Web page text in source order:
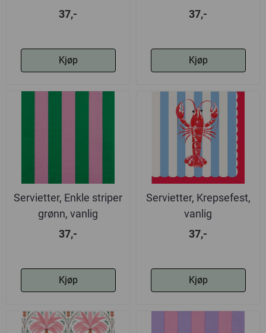
37,-
Kjøp
37,-
Kjøp
Servietter, Enkle striper
grønn, vanlig
37,-
Kjøp
Servietter, Krepsefest,
vanlig
37,-
Kjøp